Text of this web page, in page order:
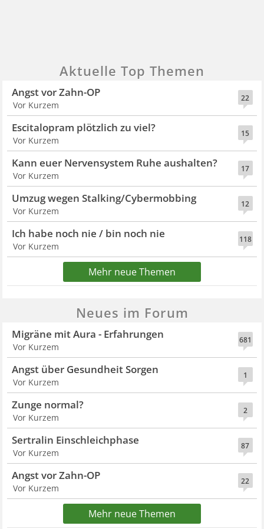
Aktuelle Top Themen
22
Angst vor Zahn-OP
Vor Kurzem
15
Escitalopram plötzlich zu viel?
Vor Kurzem
17
Kann euer Nervensystem Ruhe aushalten?
Vor Kurzem
12
Umzug wegen Stalking/Cybermobbing
Vor Kurzem
118
Ich habe noch nie / bin noch nie
Vor Kurzem
Mehr neue Themen
Neues im Forum
681
Migräne mit Aura - Erfahrungen
Vor Kurzem
1
Angst über Gesundheit Sorgen
Vor Kurzem
2
Zunge normal?
Vor Kurzem
87
Sertralin Einschleichphase
Vor Kurzem
22
Angst vor Zahn-OP
Vor Kurzem
Mehr neue Themen